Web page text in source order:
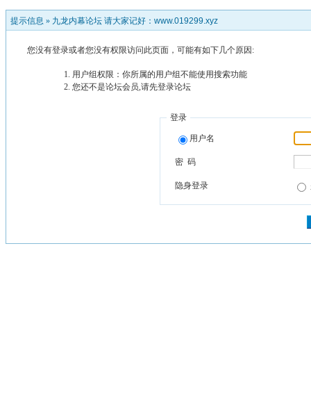
提示信息 » 九龙内幕论坛 请大家记好：www.019299.xyz
您没有登录或者您没有权限访问此页面，可能有如下几个原因:
用户组权限：你所属的用户组不能使用搜索功能
您还不是论坛会员,请先登录论坛
登录
用户名
密 码
隐身登录